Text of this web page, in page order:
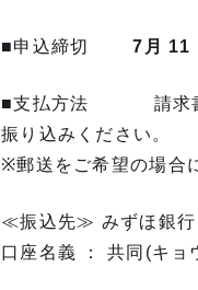
■申込締切 7 月 11
■支払方法 請求書は
振り込みください。
※郵送をご希望の場合
≪振込先≫ みずほ銀
口座名義 ： 共同(キ